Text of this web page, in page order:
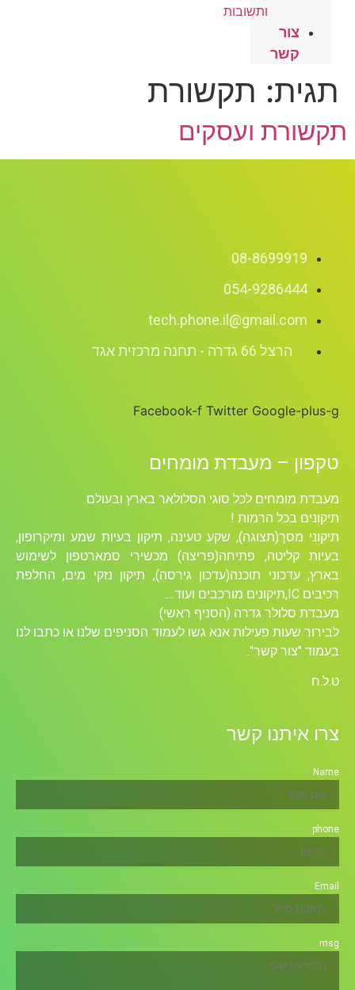
ותשובות
צור
קשר
תגית: תקשורת
תקשורת ועסקים
08-8699919
054-9286444
tech.phone.il@gmail.com
הרצל 66 גדרה - תחנה מרכזית אגד
Facebook-f Twitter Google-plus-g
טקפון – מעבדת מומחים
מעבדת מומחים לכל סוגי הסלולאר בארץ ובעולם
תיקונים בכל הרמות !
תיקוני מסך(תצוגה), שקע טעינה, תיקון בעיות שמע ומיקרופון,
בעיות קליטה, פתיחה(פריצה) מכשירי סמארטפון לשימוש
בארץ, עדכוני תוכנה(עדכון גירסה), תיקון נזקי מים, החלפת
רכיבים ICׁ,תיקונים מורכבים ועוד….
מעבדת סלולר גדרה (הסניף ראשי)
לבירור שעות פעילות אנא גשו לעמוד הסניפים שלנו או כתבו לנו
בעמוד "צור קשר".
ט.ל.ח
צרו איתנו קשר
Name
phone
Email
msg